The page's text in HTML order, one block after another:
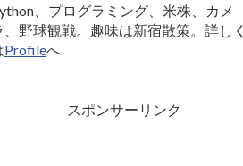
、プログラミング、米株、カメ
、野球観戦。趣味は新宿散策。詳しく
Profileへ
スポンサーリンク